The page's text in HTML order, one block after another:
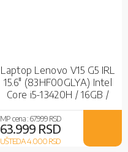
Laptop Lenovo V15 G5 IRL
15.6" (83HF00GLYA) Intel
Core i5-13420H / 16GB /
Graphics / No OS
MP cena :67.999 RSD
63.999 RSD
UŠTEDA 4.000RSD